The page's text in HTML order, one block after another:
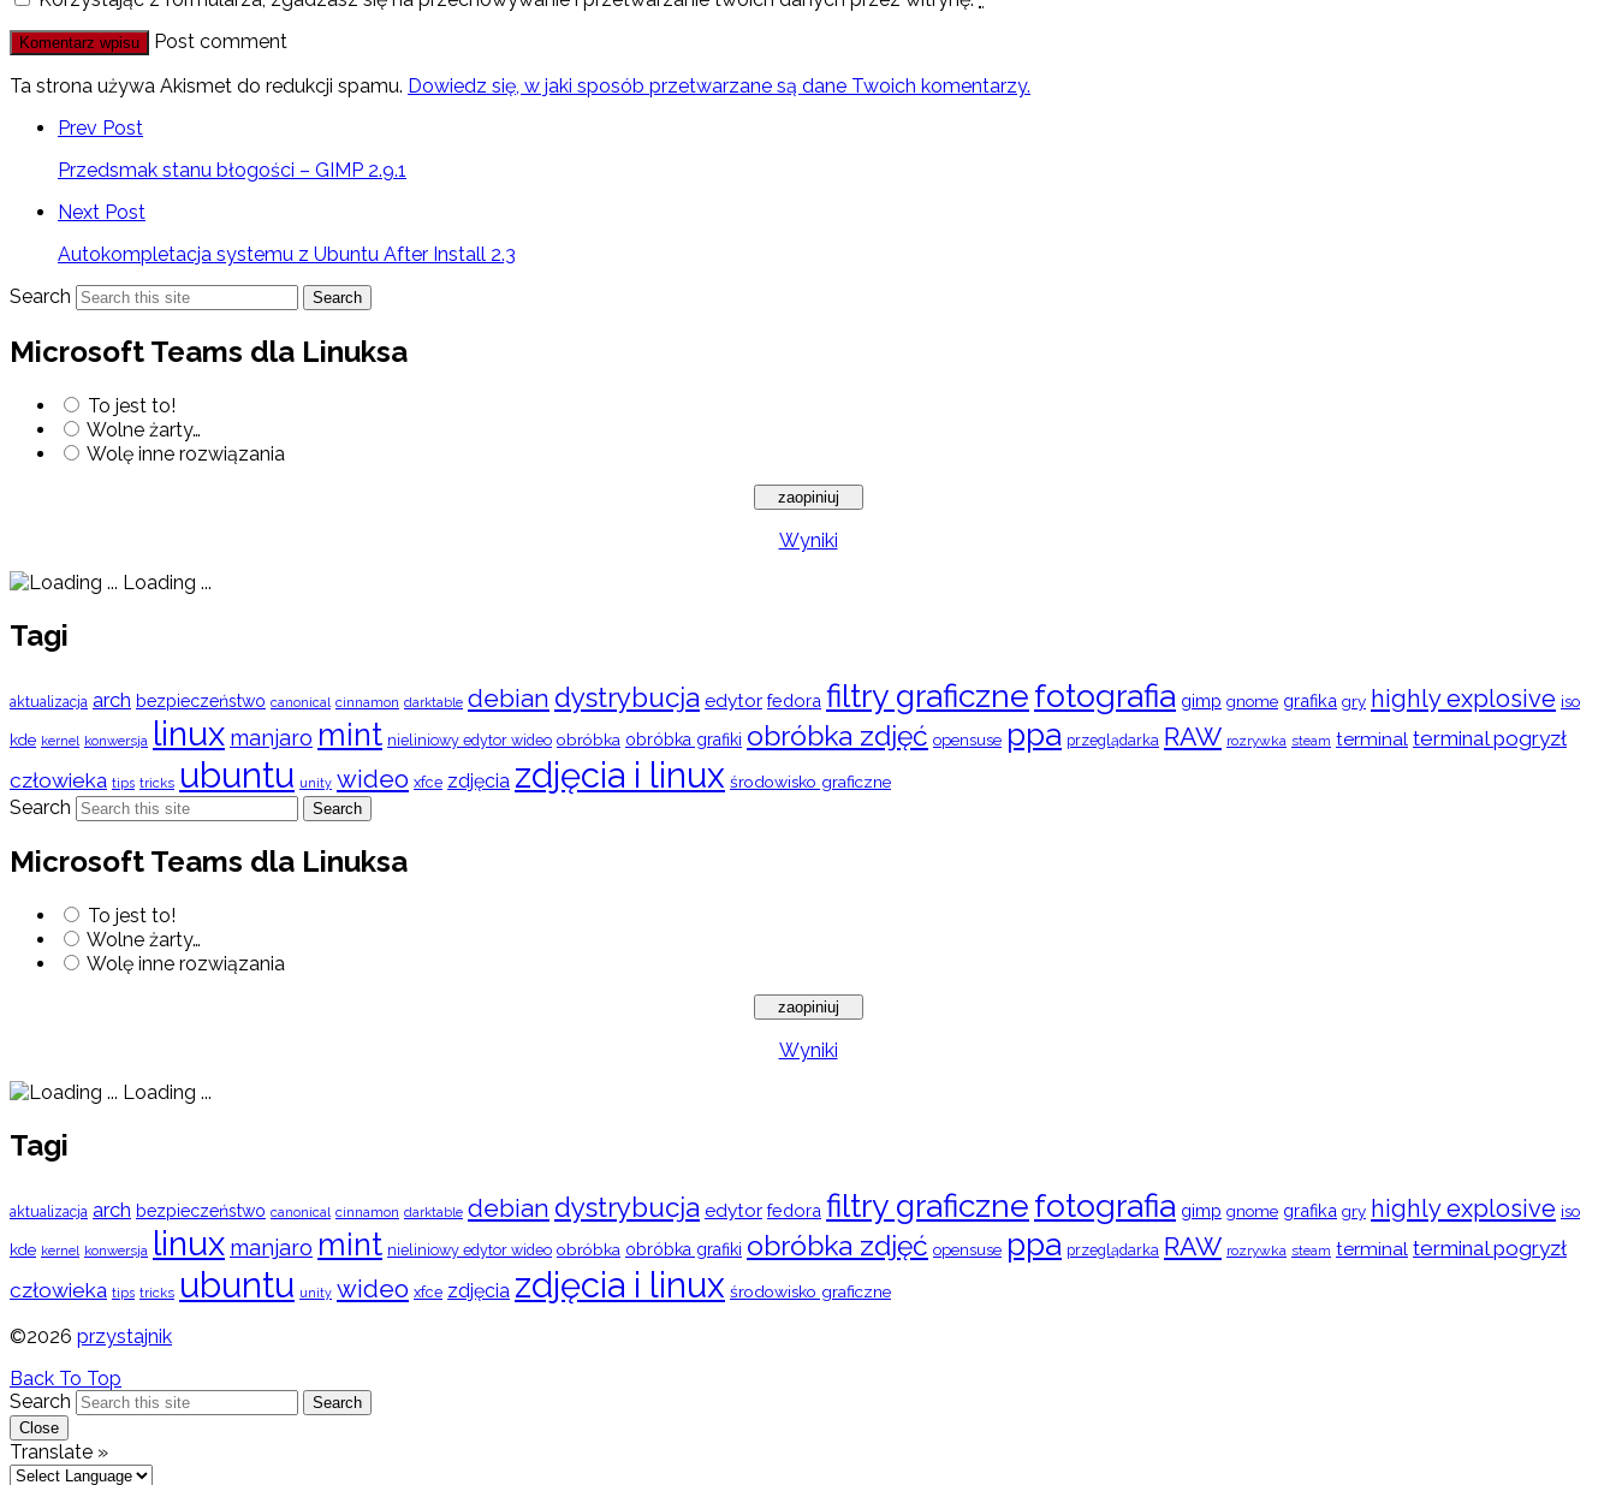
Post comment
Ta strona używa Akismet do redukcji spamu. Dowiedz się, w jaki sposób przetwarzane są dane Twoich komentarzy.
Prev Post
Przedsmak stanu błogości – GIMP 2.9.1
Next Post
Autokompletacja systemu z Ubuntu After Install 2.3
Search
Search
Microsoft Teams dla Linuksa
To jest to!
Wolne żarty…
Wolę inne rozwiązania
Wyniki
Loading ...
Tagi
aktualizacja arch bezpieczeństwo canonical cinnamon darktable debian dystrybucja edytor fedora filtry graficznefotografia gimp gnome grafika gry highly explosive iso
kde kernel konwersja linux manjaro mint nieliniowy edytor wideo obróbka obróbka grafiki obróbka zdjęć opensuse ppa przeglądarka RAW rozrywka steam terminal terminal pogryzł
człowieka tips tricks ubuntu unity wideo xfce zdjęcia zdjęcia i linux środowisko graficzne
Search Search
Microsoft Teams dla Linuksa
To jest to!
Wolne żarty…
Wolę inne rozwiązania
Wyniki
Loading ...
Tagi
aktualizacja arch bezpieczeństwo canonical cinnamon darktable debian dystrybucja edytor fedora filtry graficznefotografia gimp gnome grafika gry highly explosive iso
kde kernel konwersja linux manjaro mint nieliniowy edytor wideo obróbka obróbka grafiki obróbka zdjęć opensuse ppa przeglądarka RAW rozrywka steam terminal terminal pogryzł
człowieka tips tricks ubuntu unity wideo xfce zdjęcia zdjęcia i linux środowisko graficzne
©2026 przystajnik
Back To Top
Search
Search
Close
Translate »